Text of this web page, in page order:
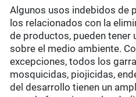
Algunos usos indebidos de
los relacionados con la
de productos, pueden
sobre el medio ambiente.
excepciones, todos los
mosquicidas, piojicidas,
del desarrollo tienen un